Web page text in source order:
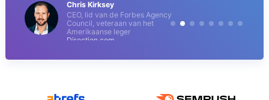
Chris Kirksey
CEO, lid van de Forbes Agency
Council, veteraan van het
Amerikaanse leger
Direction.com